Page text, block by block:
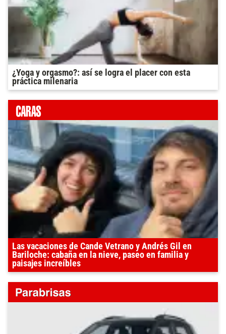
¿Yoga y orgasmo?: así se logra el placer con esta
práctica milenaria
Las vacaciones de Cande Vetrano y Andrés Gil en
Bariloche: cabaña en la nieve, paseo en familia y
paisajes increíbles